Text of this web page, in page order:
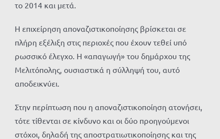
το 2014 και μετά.
Η επιχείρηση αποναζιστικοποίησης βρίσκεται σε
πλήρη εξέλιξη στις περιοχές που έχουν τεθεί υπό
ρωσσικό έλεγχο. Η «απαγωγή» του δημάρχου της
Μελιτόπολης, ουσιαστικά η σύλληψή του, αυτό
αποδεικνύει.
Στην περίπτωση που η αποναζιστικοποίηση ατονήσει,
τότε τίθενται σε κίνδυνο και οι δύο προηγούμενοι
στόχοι, δηλαδή της αποστρατιωτικοποίησης και της